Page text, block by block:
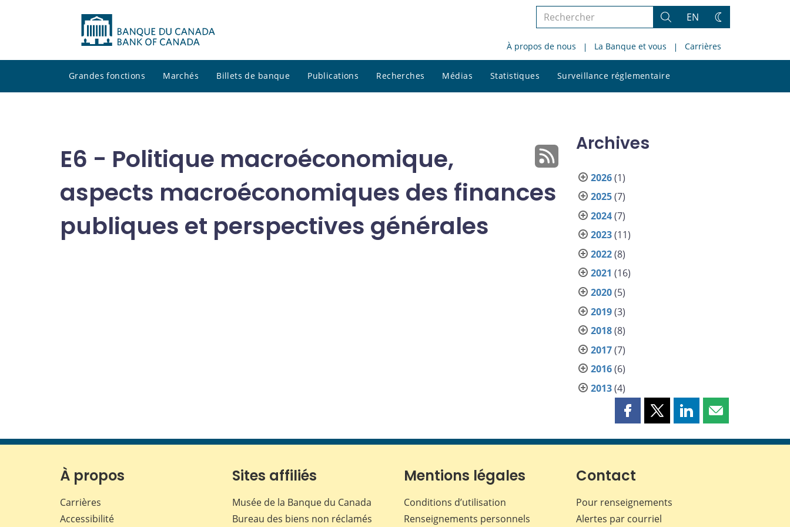
Rechercher
le
site
Rechercher
EN
Changez
thème
À propos de nous La Banque et vous Carrières
Grandes fonctions Marchés Billets de banque Publications Recherches Médias Statistiques Surveillance réglementaire
le
E6 - Politique macroéconomique,
aspects macroéconomiques des finances
publiques et perspectives générales
Archives
2026(1)
2025(7)
2024(7)
2023(11)
2022(8)
2021 (16)
2020(5)
2019(3)
2018(8)
2017(7)
2016(6)
2013(4)
Partager
page
Facebook
Partager
page
Partager
page
Partager
page
À propos
Carrières
Accessibilité
Sites affiliés
Musée de la Banque du Canada
Bureau des biens non réclamés
Mentions légales
Conditions d’utilisation
Renseignements personnels
Contact
Pour renseignements
Alertes par courriel